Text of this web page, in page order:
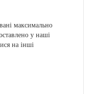
максимально
у наші
на інші